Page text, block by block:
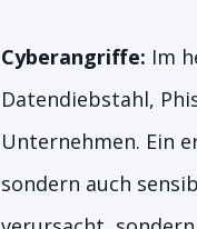
Cyberangriffe: Im
Datendiebstahl,
Unternehmen. Ein
sondern auch